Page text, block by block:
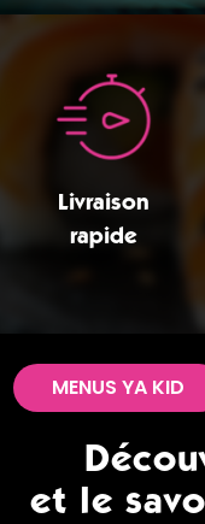
Livraison
rapide
MENUS YA KID
et le